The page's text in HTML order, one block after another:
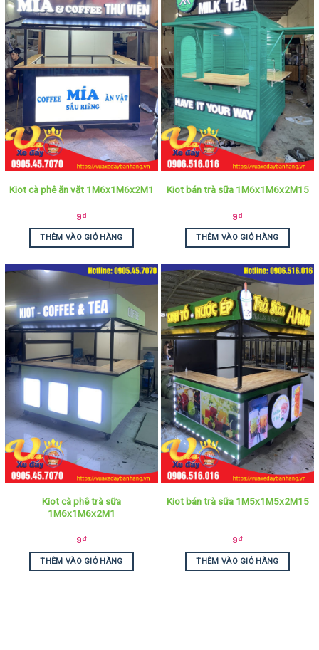
Kiot cà phê ăn vặt 1M6x1M6x2M1
9₫
THÊM VÀO GIỎ HÀNG
Kiot bán trà sữa 1M6x1M6x2M15
9₫
THÊM VÀO GIỎ HÀNG
Kiot cà phê trà sữa
1M6x1M6x2M1
9₫
THÊM VÀO GIỎ HÀNG
Kiot bán trà sữa 1M5x1M5x2M15
9₫
THÊM VÀO GIỎ HÀNG